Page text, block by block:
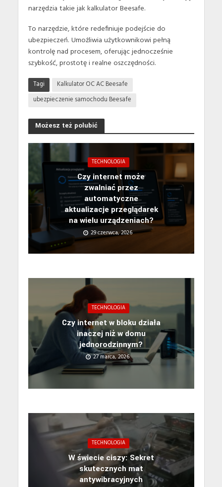
narzędzia takie jak kalkulator Beesafe.
To narzędzie, które redefiniuje podejście do
ubezpieczeń. Umożliwia użytkownikowi pełną
kontrolę nad procesem, oferując jednocześnie
szybkość, prostotę i realne oszczędności.
Tagi
Kalkulator OC AC Beesafe
ubezpieczenie samochodu Beesafe
Możesz też polubić
TECHNOLOGIA
Czy internet może
zwalniać przez
automatyczne
aktualizacje przeglądarek
na wielu urządzeniach?
29 czerwca, 2026
TECHNOLOGIA
Czy internet w bloku działa
inaczej niż w domu
jednorodzinnym?
27 marca, 2026
TECHNOLOGIA
W świecie ciszy: Sekret
skutecznych mat
antywibracyjnych